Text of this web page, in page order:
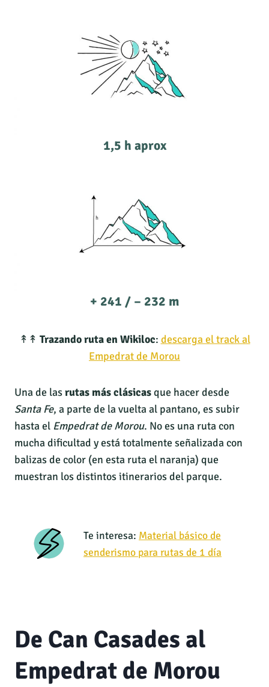
1,5 h aprox
+ 241 / – 232 m
↟↟ Trazando ruta en Wikiloc: descarga el track al
Empedrat de Morou
Una de lasrutas más clásicasque hacer desde
Santa Fe, a parte de la vuelta al pantano, es subir
hasta el Empedrat de Morou. No es una ruta con
mucha dificultad y está totalmente señalizada con
balizas de color (en esta ruta el naranja) que
muestran los distintos itinerarios del parque.
Te interesa: Material básico de
senderismo para rutas de 1 día
De Can Casades al
Empedrat de Morou